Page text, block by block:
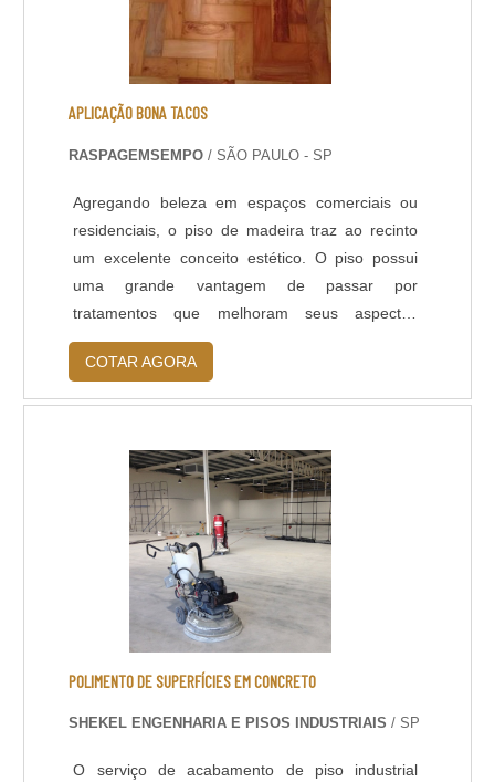
APLICAÇÃO BONA TACOS
RASPAGEMSEMPO / SÃO PAULO - SP
Agregando beleza em espaços comerciais ou
residenciais, o piso de madeira traz ao recinto
um excelente conceito estético. O piso possui
uma grande vantagem de passar por
tratamentos que melhoram seus aspectos
físicos, renovando completamente sua
aparência. Entre os tratamentos mais
importantes está a aplicação bona tacos.
Possibilita os efeitos rústicos, Destaca as
características naturais do piso, D....
COTAR AGORA
POLIMENTO DE SUPERFÍCIES EM CONCRETO
SHEKEL ENGENHARIA E PISOS INDUSTRIAIS / SP
O serviço de acabamento de piso industrial